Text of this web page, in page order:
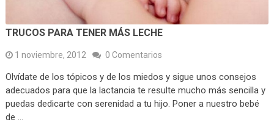
TRUCOS PARA TENER MÁS LECHE
1 noviembre, 2012 0 Comentarios
Olvídate de los tópicos y de los miedos y sigue unos consejos
adecuados para que la lactancia te resulte mucho más sencilla y
puedas dedicarte con serenidad a tu hijo. Poner a nuestro bebé
de …